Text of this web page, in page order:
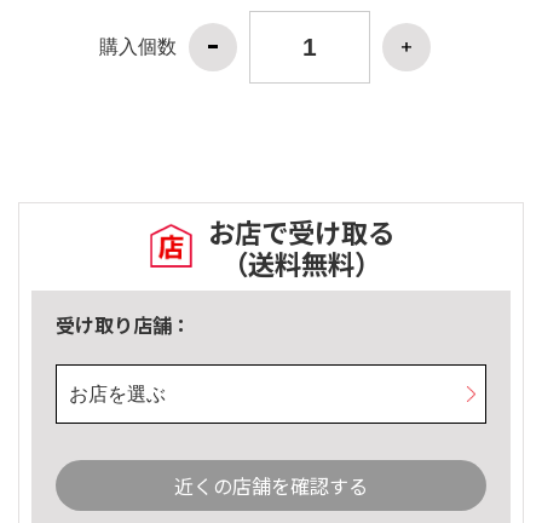
購入個数
お店で受け取る
（送料無料）
受け取り店舗：
お店を選ぶ
近くの店舗を確認する